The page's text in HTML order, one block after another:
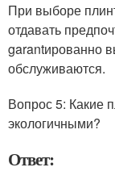
При выборе
отдавать
garantированно
обслуживаются.
Вопрос 5: Какие
экологичными?
Ответ: